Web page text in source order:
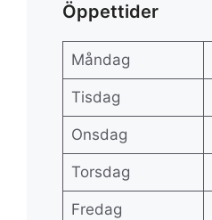
Öppettider
Måndag
Tisdag
Onsdag
Torsdag
Fredag